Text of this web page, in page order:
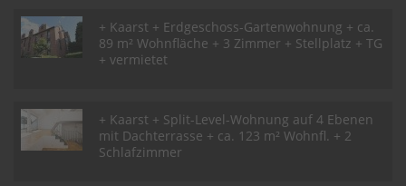
+ Kaarst + Erdgeschoss-Gartenwohnung + ca.
89 m² Wohnfläche + 3 Zimmer + Stellplatz + TG
+ vermietet
+ Kaarst + Split-Level-Wohnung auf 4 Ebenen
mit Dachterrasse + ca. 123 m² Wohnfl. + 2
Schlafzimmer